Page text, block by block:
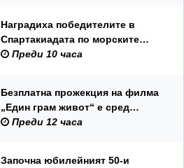
Наградиха победителите в
Спартакиадата по морските
спортове на Военноморските
Преди 10 часа
Безплатна прожекция на филма
„Един грам живот“ е сред
събитията за Международния
Преди 12 часа
Започна юбилейният 50-и